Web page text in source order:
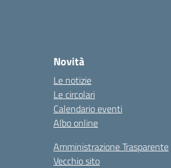
Novità
Le notizie
Le circolari
Calendario eventi
Albo online
Amministrazione Trasparente
Vecchio sito